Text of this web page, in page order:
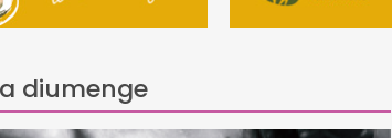
diumenge